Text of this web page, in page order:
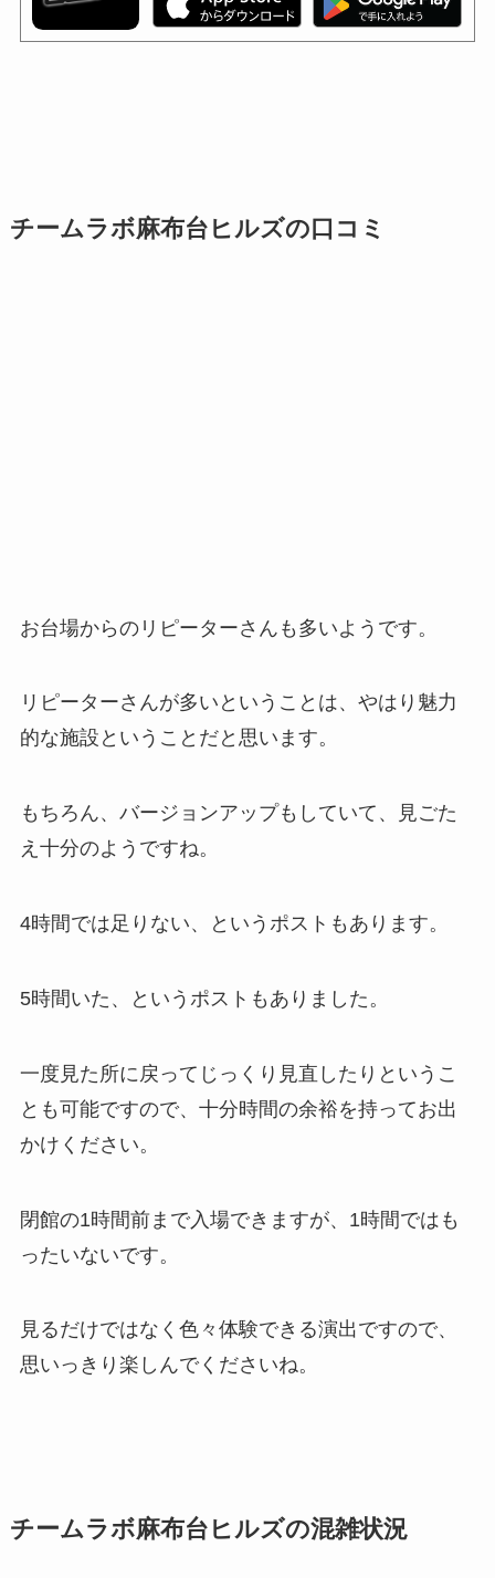
チームラボ麻布台ヒルズの口コミ
お台場からのリピーターさんも多いようです。
リピーターさんが多いということは、やはり魅力
的な施設ということだと思います。
もちろん、バージョンアップもしていて、見ごた
え十分のようですね。
4時間では足りない、というポストもあります。
5時間いた、というポストもありました。
一度見た所に戻ってじっくり見直したりというこ
とも可能ですので、十分時間の余裕を持ってお出
かけください。
閉館の1時間前まで入場できますが、1時間ではも
ったいないです。
見るだけではなく色々体験できる演出ですので、
思いっきり楽しんでくださいね。
チームラボ麻布台ヒルズの混雑状況